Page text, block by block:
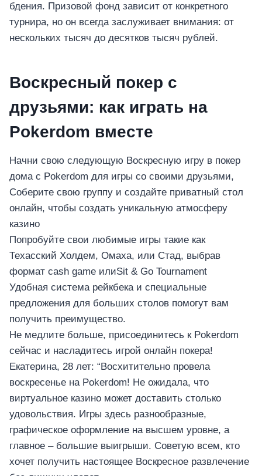
бдения. Призовой фонд зависит от конкретного
турнира, но он всегда заслуживает внимания: от
нескольких тысяч до десятков тысяч рублей.
Воскресный покер с
друзьями: как играть на
Pokerdom вместе
Начни свою следующую Воскресную игру в покер
дома с Pokerdom для игры со своими друзьями,
Соберите свою группу и создайте приватный стол
онлайн, чтобы создать уникальную атмосферу
казино
Попробуйте свои любимые игры такие как
Техасский Холдем, Омаха, или Стад, выбрав
формат cash game илиSit & Go Tournament
Удобная система рейкбека и специальные
предложения для больших столов помогут вам
получить преимущество.
Не медлите больше, присоединитесь к Pokerdom
сейчас и насладитесь игрой онлайн покера!
Екатерина, 28 лет: “Восхитительно провела
воскресенье на Pokerdom! Не ожидала, что
виртуальное казино может доставить столько
удовольствия. Игры здесь разнообразные,
графическое оформление на высшем уровне, а
главное – большие выигрыши. Советую всем, кто
хочет получить настоящее Воскресное развлечение